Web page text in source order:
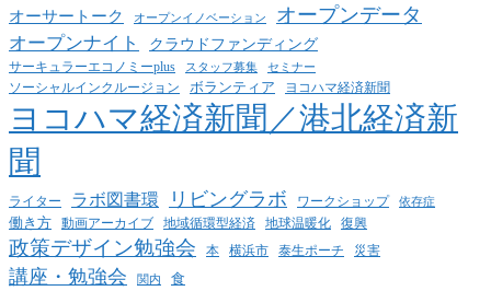
オーサートーク オープンイノベーション オープンデータ
オープンナイト クラウドファンディング
サーキュラーエコノミーplus スタッフ募集 セミナー
ソーシャルインクルージョン ボランティア ヨコハマ経済新聞
ヨコハマ経済新聞／港北経済新
聞
ライター ラボ図書環 リビングラボ ワークショップ 依存症
働き方 動画アーカイブ 地域循環型経済 地球温暖化 復興
政策デザイン勉強会 本 横浜市 泰生ポーチ 災害
講座・勉強会 関内 食